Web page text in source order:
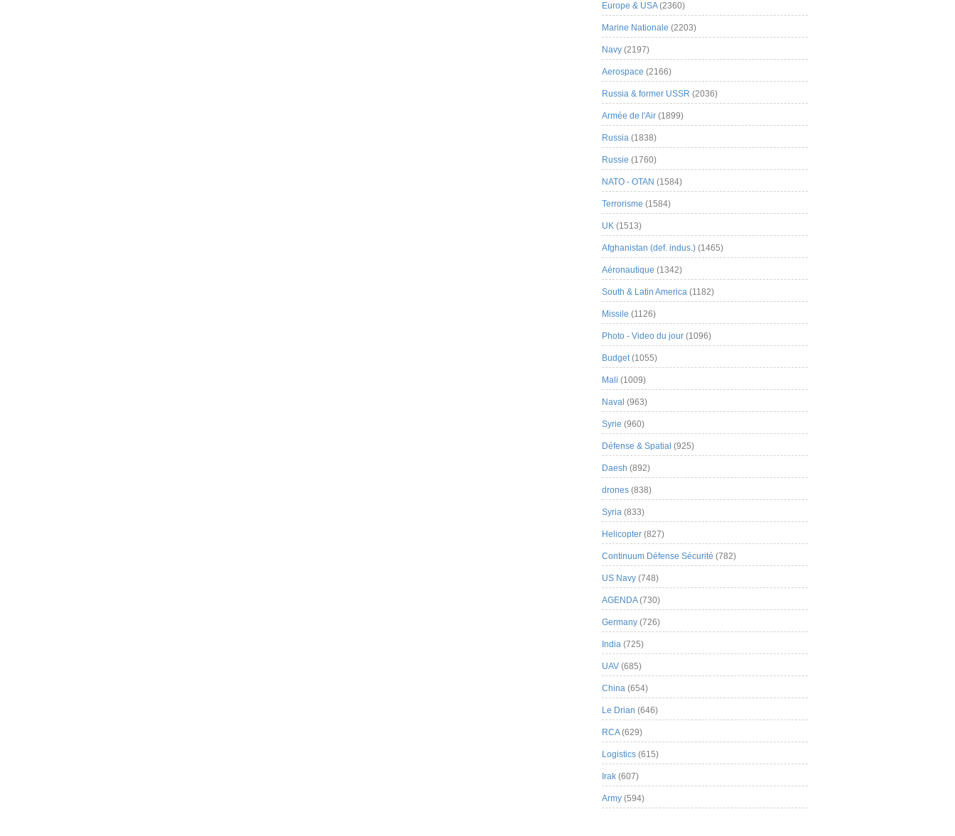
Europe & USA(2360)
Marine Nationale (2203)
Navy (2197)
Aerospace (2166)
Russia & former USSR (2036)
Armée de l'Air (1899)
Russia (1838)
Russie (1760)
NATO - OTAN (1584)
Terrorisme (1584)
UK (1513)
Afghanistan (def. indus.) (1465)
Aéronautique (1342)
South & Latin America (1182)
Missile (1126)
Photo - Video du jour (1096)
Budget(1055)
Mali (1009)
Naval (963)
Syrie (960)
Défense & Spatial (925)
Daesh (892)
drones (838)
Syria (833)
Helicopter (827)
Continuum Défense Sécurité (782)
US Navy (748)
AGENDA(730)
Germany (726)
India (725)
UAV (685)
China (654)
Le Drian (646)
RCA(629)
Logistics (615)
Irak (607)
Army (594)